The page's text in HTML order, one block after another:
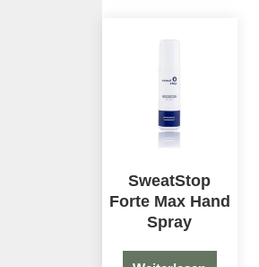
SweatStop
Forte Max Hand
Spray